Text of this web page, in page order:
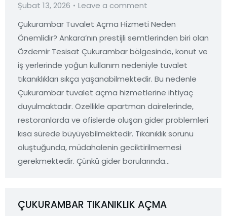
Şubat 13, 2026
Leave a comment
Çukurambar Tuvalet Açma Hizmeti Neden
Önemlidir? Ankara’nın prestijli semtlerinden biri olan
Özdemir Tesisat Çukurambar bölgesinde, konut ve
iş yerlerinde yoğun kullanım nedeniyle tuvalet
tıkanıklıkları sıkça yaşanabilmektedir. Bu nedenle
Çukurambar tuvalet açma hizmetlerine ihtiyaç
duyulmaktadır. Özellikle apartman dairelerinde,
restoranlarda ve ofislerde oluşan gider problemleri
kısa sürede büyüyebilmektedir. Tıkanıklık sorunu
oluştuğunda, müdahalenin geciktirilmemesi
gerekmektedir. Çünkü gider borularında…
ÇUKURAMBAR TIKANIKLIK AÇMA